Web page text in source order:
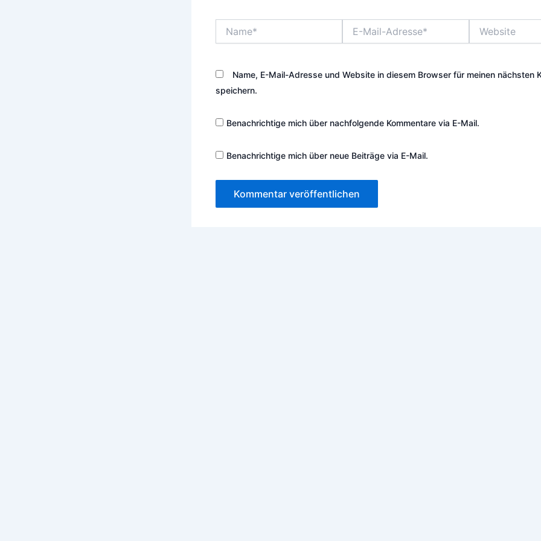
Mail-
Name, E-Mail-Adresse und Website in diesem Browser für meinen nächsten
speichern.
Benachrichtige mich über nachfolgende Kommentare via E-Mail.
Benachrichtige mich über neue Beiträge via E-Mail.